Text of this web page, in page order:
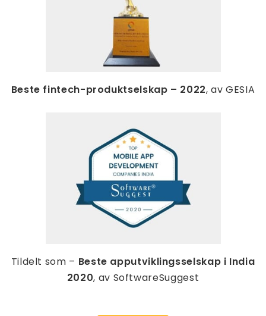
Beste fintech-produktselskap – 2022, av GESIA
Tildelt som – Beste apputviklingsselskap i India
2020, av SoftwareSuggest